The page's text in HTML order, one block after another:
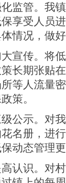
化监管。我
享受人员
情况，做好
大宣传。将
长期张贴
等人流量
策。
级公示。对
名册，进
动态管理更
高认识。对